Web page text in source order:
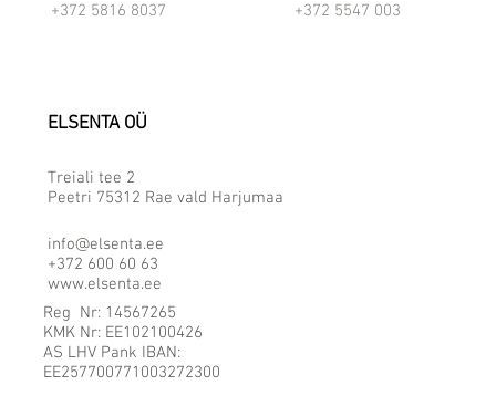
+372 5816 8037
+372 5547 003
ELSENTA OÜ
Treiali tee 2
Peetri 75312 Rae vald Harjumaa
info@elsenta.ee
+372 600 60 63
www.elsenta.ee
Reg Nr: 14567265
KMK Nr: EE102100426
AS LHV Pank IBAN:
EE257700771003272300